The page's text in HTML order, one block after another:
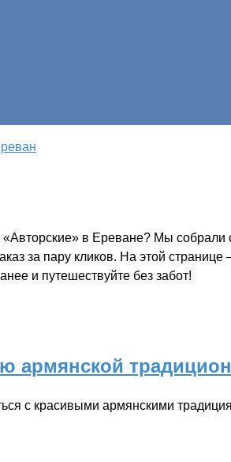
«Авторские» в Ереване? Мы
за пару кликов. На этой
и путешествуйте без забот!
армянской
с красивыми армянскими